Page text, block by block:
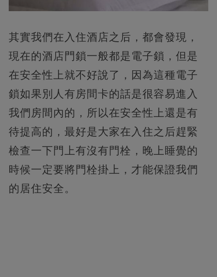
其實我們在入住酒店之后，都會發現，
現在的酒店門鎖一般都是電子鎖，但是
在安全性上就不好說了，因為這種電子
鎖如果別人有房間卡的話是很容易進入
我們房間內的，所以在安全性上還是有
待提高的，最好是大家在入住之后趕緊
檢查一下門上有沒有門栓，晚上睡覺的
時候一定要將門栓掛上，才能保證我們
的居住安全。